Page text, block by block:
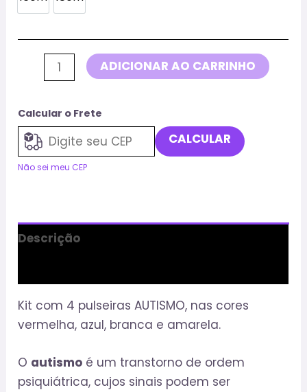
ADICIONAR AO CARRINHO
Calcular o Frete
CALCULAR
Não sei meu CEP
Descrição
Kit com 4 pulseiras AUTISMO, nas cores
vermelha, azul, branca e amarela.
O autismo é um transtorno de ordem
psiquiátrica, cujos sinais podem ser